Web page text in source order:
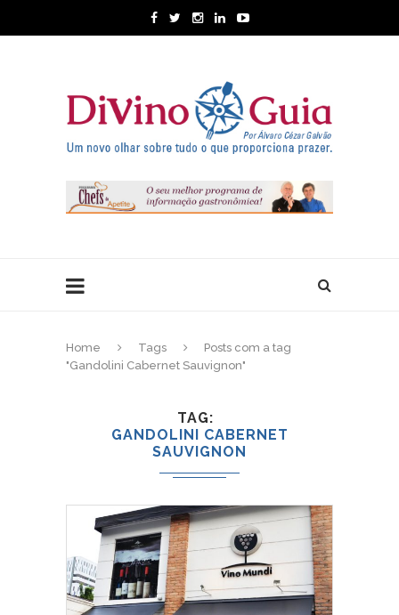
Home Tags
Posts com a tag
"Gandolini Cabernet Sauvignon"
TAG
GANDOLINI CABERNET
SAUVIGNON